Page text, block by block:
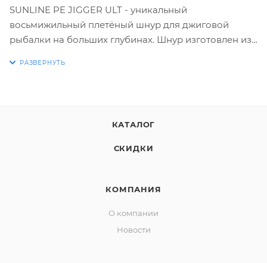
SUNLINE PE JIGGER ULT - уникальный
восьмижильный плетёный шнур для джиговой
рыбалки на больших глубинах. Шнур изготовлен из
обработок LSP и SSP перед наматыванием на
бобину. Благодаря этим обработок, степень
увеличена. Скользкий, идеально круглый и плотный
заброса.Несмотря на свою предназначенность,
шнур достаточно универсален. Кроме классической
КАТАЛОГ
СКИДКИ
КОМПАНИЯ
О компании
Новости